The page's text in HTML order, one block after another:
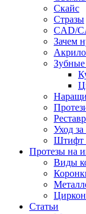
Скайс
Стразы
CAD/
Зачем
Зубные
Уход
Штифт
Протезы на
Виды
Статьи